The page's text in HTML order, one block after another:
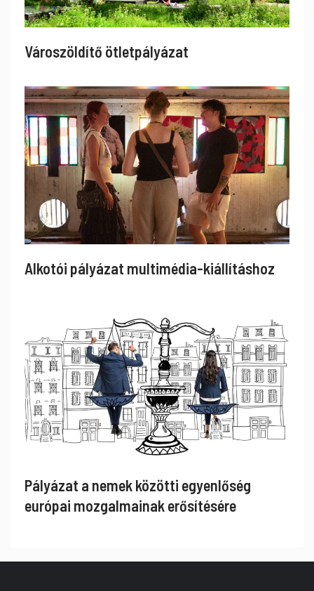
Városzöldítő ötletpályázat
Alkotói pályázat multimédia-kiállításhoz
Pályázat a nemek közötti egyenlőség
európai mozgalmainak erősítésére